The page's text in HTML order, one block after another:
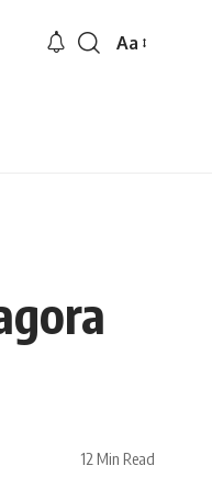
Font
Aa
12 Min Read